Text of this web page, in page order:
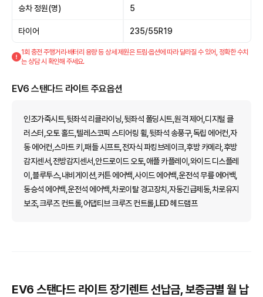
승차 정원(명) 5
타이어 235/55R19
1회 충전 주행거리·배터리 용량 등 상세 제원은 트림·옵션에 따라 달라질 수 있어, 정확한 수치
는 상담 시 확인해 주세요.
EV6 스탠다드 라이트 주요옵션
인조가죽시트,뒷좌석 리클라이닝,뒷좌석 폴딩시트,원격 제어,디지털 클
러스터,오토 홀드,텔레스코픽 스티어링 휠,뒷좌석 송풍구,독립 에어컨,자
동 에어컨,스마트 키,패들 시프트,전자식 파킹브레이크,후방 카메라,후방
감지센서,전방감지센서,안드로이드 오토,애플 카플레이,와이드 디스플레
이,블루투스,내비게이션,커튼 에어백,사이드 에어백,운전석 무릎 에어백,
동승석 에어백,운전석 에어백,차로이탈 경고장치,자동긴급제동,차로유지
보조,크루즈 컨트롤,어댑티브 크루즈 컨트롤,LED 헤드램프
EV6 스탠다드 라이트 장기렌트 선납금, 보증금별 월 납